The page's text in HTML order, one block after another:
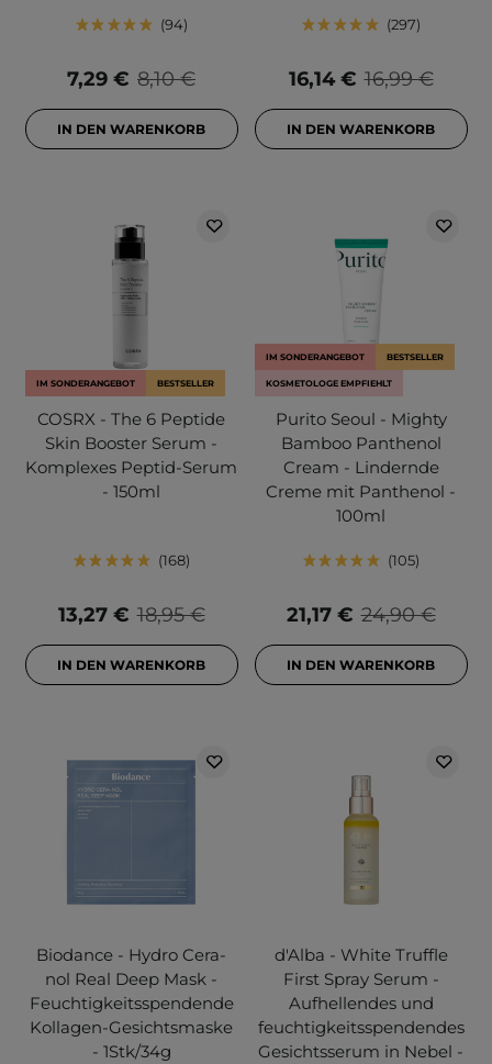
94
8,10 €
7,29 €
IN DEN WARENKORB
297
16,99 €
16,14 €
IN DEN WARENKORB
IM SONDERANGEBOT BESTSELLER
COSRX - The 6 Peptide
Skin Booster Serum -
Komplexes Peptid-Serum
- 150ml
168
18,95 €
13,27 €
IN DEN WARENKORB
IM SONDERANGEBOT BESTSELLER
KOSMETOLOGE EMPFIEHLT
Purito Seoul - Mighty
Bamboo Panthenol
Cream - Lindernde
Creme mit Panthenol -
100ml
105
24,90 €
21,17 €
IN DEN WARENKORB
Biodance - Hydro Cera-
nol Real Deep Mask -
Feuchtigkeitsspendende
Kollagen-Gesichtsmaske
- 1Stk/34g
d'Alba - White Truffle
First Spray Serum -
Aufhellendes und
feuchtigkeitsspendendes
Gesichtsserum in Nebel -